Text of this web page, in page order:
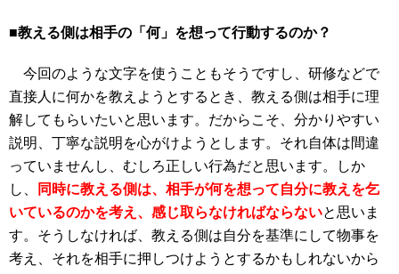
■教える側は相手の「何」を想って行動するのか？
今回のような文字を使うこともそうですし、研修などで
直接人に何かを教えようとするとき、教える側は相手に理
解してもらいたいと思います。だからこそ、分かりやすい
説明、丁寧な説明を心がけようとします。それ自体は間違
っていませんし、むしろ正しい行為だと思います。しか
し、
同時に教える側は、相手が何を想って自分に教えを乞
いているのかを考え、感じ取らなければならないと思いま
す。そうしなければ、教える側は自分を基準にして物事を
考え、それを相手に押しつけようとするかもしれないから